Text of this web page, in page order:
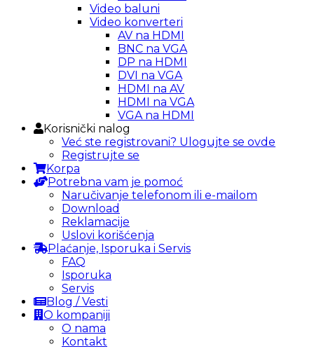
Video baluni
Video konverteri
AV na HDMI
BNC na VGA
DP na HDMI
DVI na VGA
HDMI na AV
HDMI na VGA
VGA na HDMI
Korisnički nalog
Već ste registrovani? Ulogujte se ovde
Registrujte se
Korpa
Potrebna vam je pomoć
Naručivanje telefonom ili e-mailom
Download
Reklamacije
Uslovi korišćenja
Plaćanje, Isporuka i Servis
FAQ
Isporuka
Servis
Blog / Vesti
O kompaniji
O nama
Kontakt